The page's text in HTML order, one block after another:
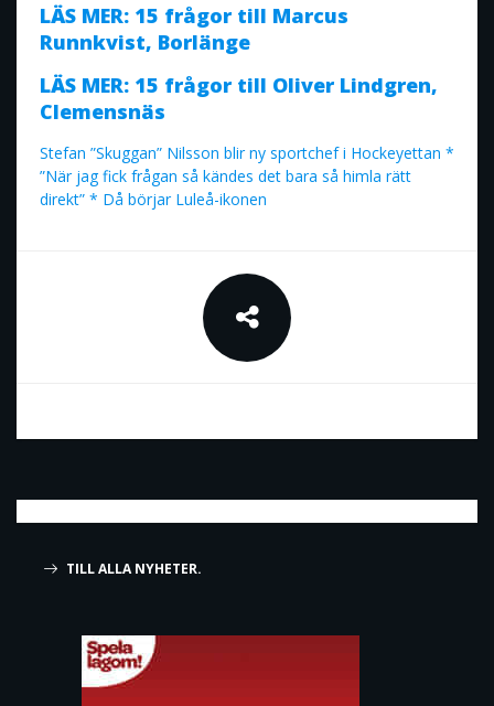
LÄS MER: 15 frågor till Marcus
Runnkvist, Borlänge
LÄS MER: 15 frågor till Oliver Lindgren,
Clemensnäs
Stefan ”Skuggan” Nilsson blir ny sportchef i Hockeyettan *
”När jag fick frågan så kändes det bara så himla rätt
direkt” * Då börjar Luleå-ikonen
TILL ALLA NYHETER.